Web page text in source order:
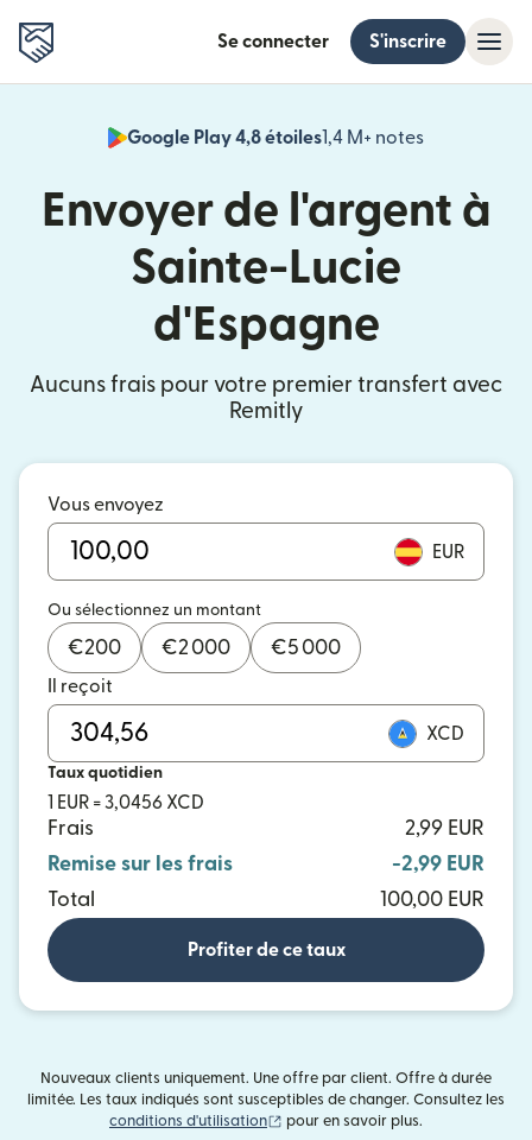
Se connecter S'inscrire
Google Play 4,8 étoiles1,4 M+ notes
Envoyer de l'argent à
Sainte-Lucie
d'Espagne
Aucuns frais pour votre premier transfert avec
Remitly
Vous envoyez
EUR
Ou sélectionnez un montant
€200 €2 000 €5 000
Il reçoit
XCD
Taux quotidien
1 EUR = 3,0456 XCD
Frais
2,99 EUR
Remise sur les frais
-2,99 EUR
Total
100,00 EUR
Profiter de ce taux
Nouveaux clients uniquement. Une offre par client. Offre à durée
limitée. Les taux indiqués sont susceptibles de changer. Consultez les
conditions d'utilisation
(s'ouvre dans une nouvelle fenêtre)
pour en savoir plus.